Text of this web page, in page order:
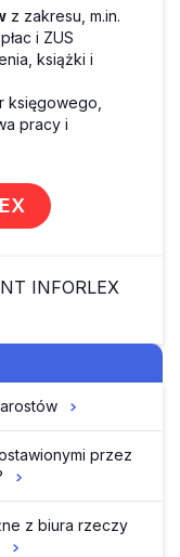
z zakresu, m.in.
i ZUS
książki i
księgowego,
pracy i
INFORLEX
przez
z biura rzeczy